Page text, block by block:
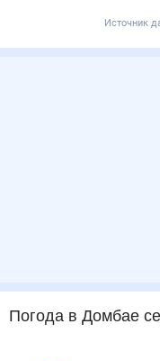
Источник
Погода в Домбае